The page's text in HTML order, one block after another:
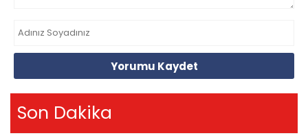
Yorumu Kaydet
Son Dakika